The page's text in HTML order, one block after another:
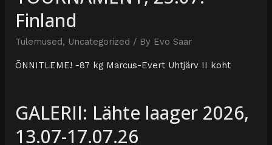
Finland
Tulemused, Uncategorized / By Evo Saar
ÕNNITLEME! -87 kg Marcus-Evert Uhtjärv II koht
GALERII: Lähte laager 2026,
13.07-17.07.26